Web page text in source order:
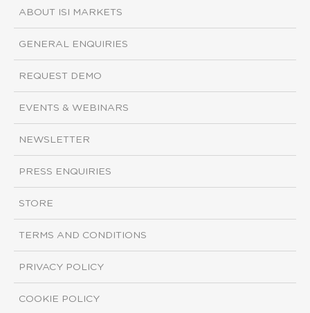
ABOUT ISI MARKETS
GENERAL ENQUIRIES
REQUEST DEMO
EVENTS & WEBINARS
NEWSLETTER
PRESS ENQUIRIES
STORE
TERMS AND CONDITIONS
PRIVACY POLICY
COOKIE POLICY